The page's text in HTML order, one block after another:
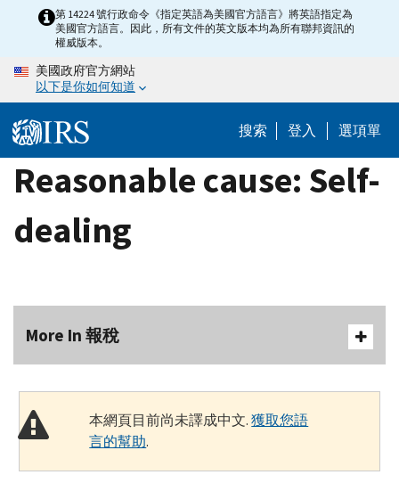
content
第 14224 號行政命令《指定英語為美國官方語言》將英語指定為
美國官方語言。因此，所有文件的英文版本均為所有聯邦資訊的
權威版本。
美國政府官方網站
以下是你如何知道
搜索 登入 選項單
Reasonable cause: Self-
dealing
More In 報稅
本網頁目前尚未譯成中文.獲取您語
言的幫助.